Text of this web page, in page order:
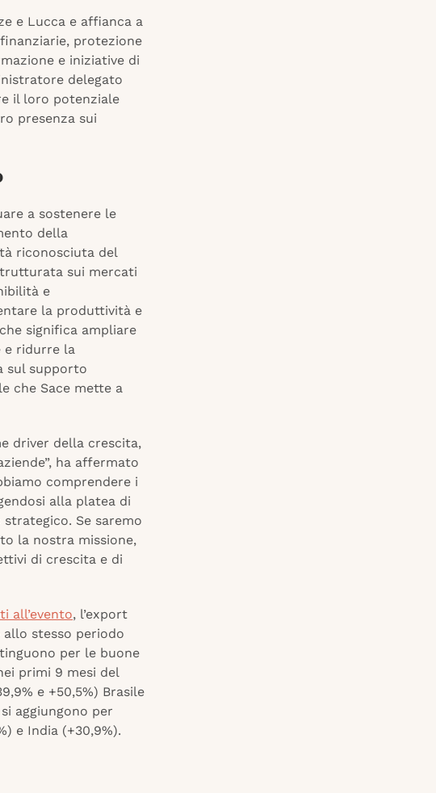
e Lucca e affianca a
protezione
e iniziative di
delegato
il loro potenziale
presenza sui
a sostenere le
della
riconosciuta del
sui mercati
e
la produttività e
significa ampliare
e ridurre la
sul supporto
che Sace mette a
driver della crescita,
ha affermato
comprendere i
alla platea di
Se saremo
la nostra missione,
di crescita e di
all’evento, l’export
allo stesso periodo
per le buone
primi 9 mesi del
e +50,5%) Brasile
si aggiungono per
e India (+30,9%).